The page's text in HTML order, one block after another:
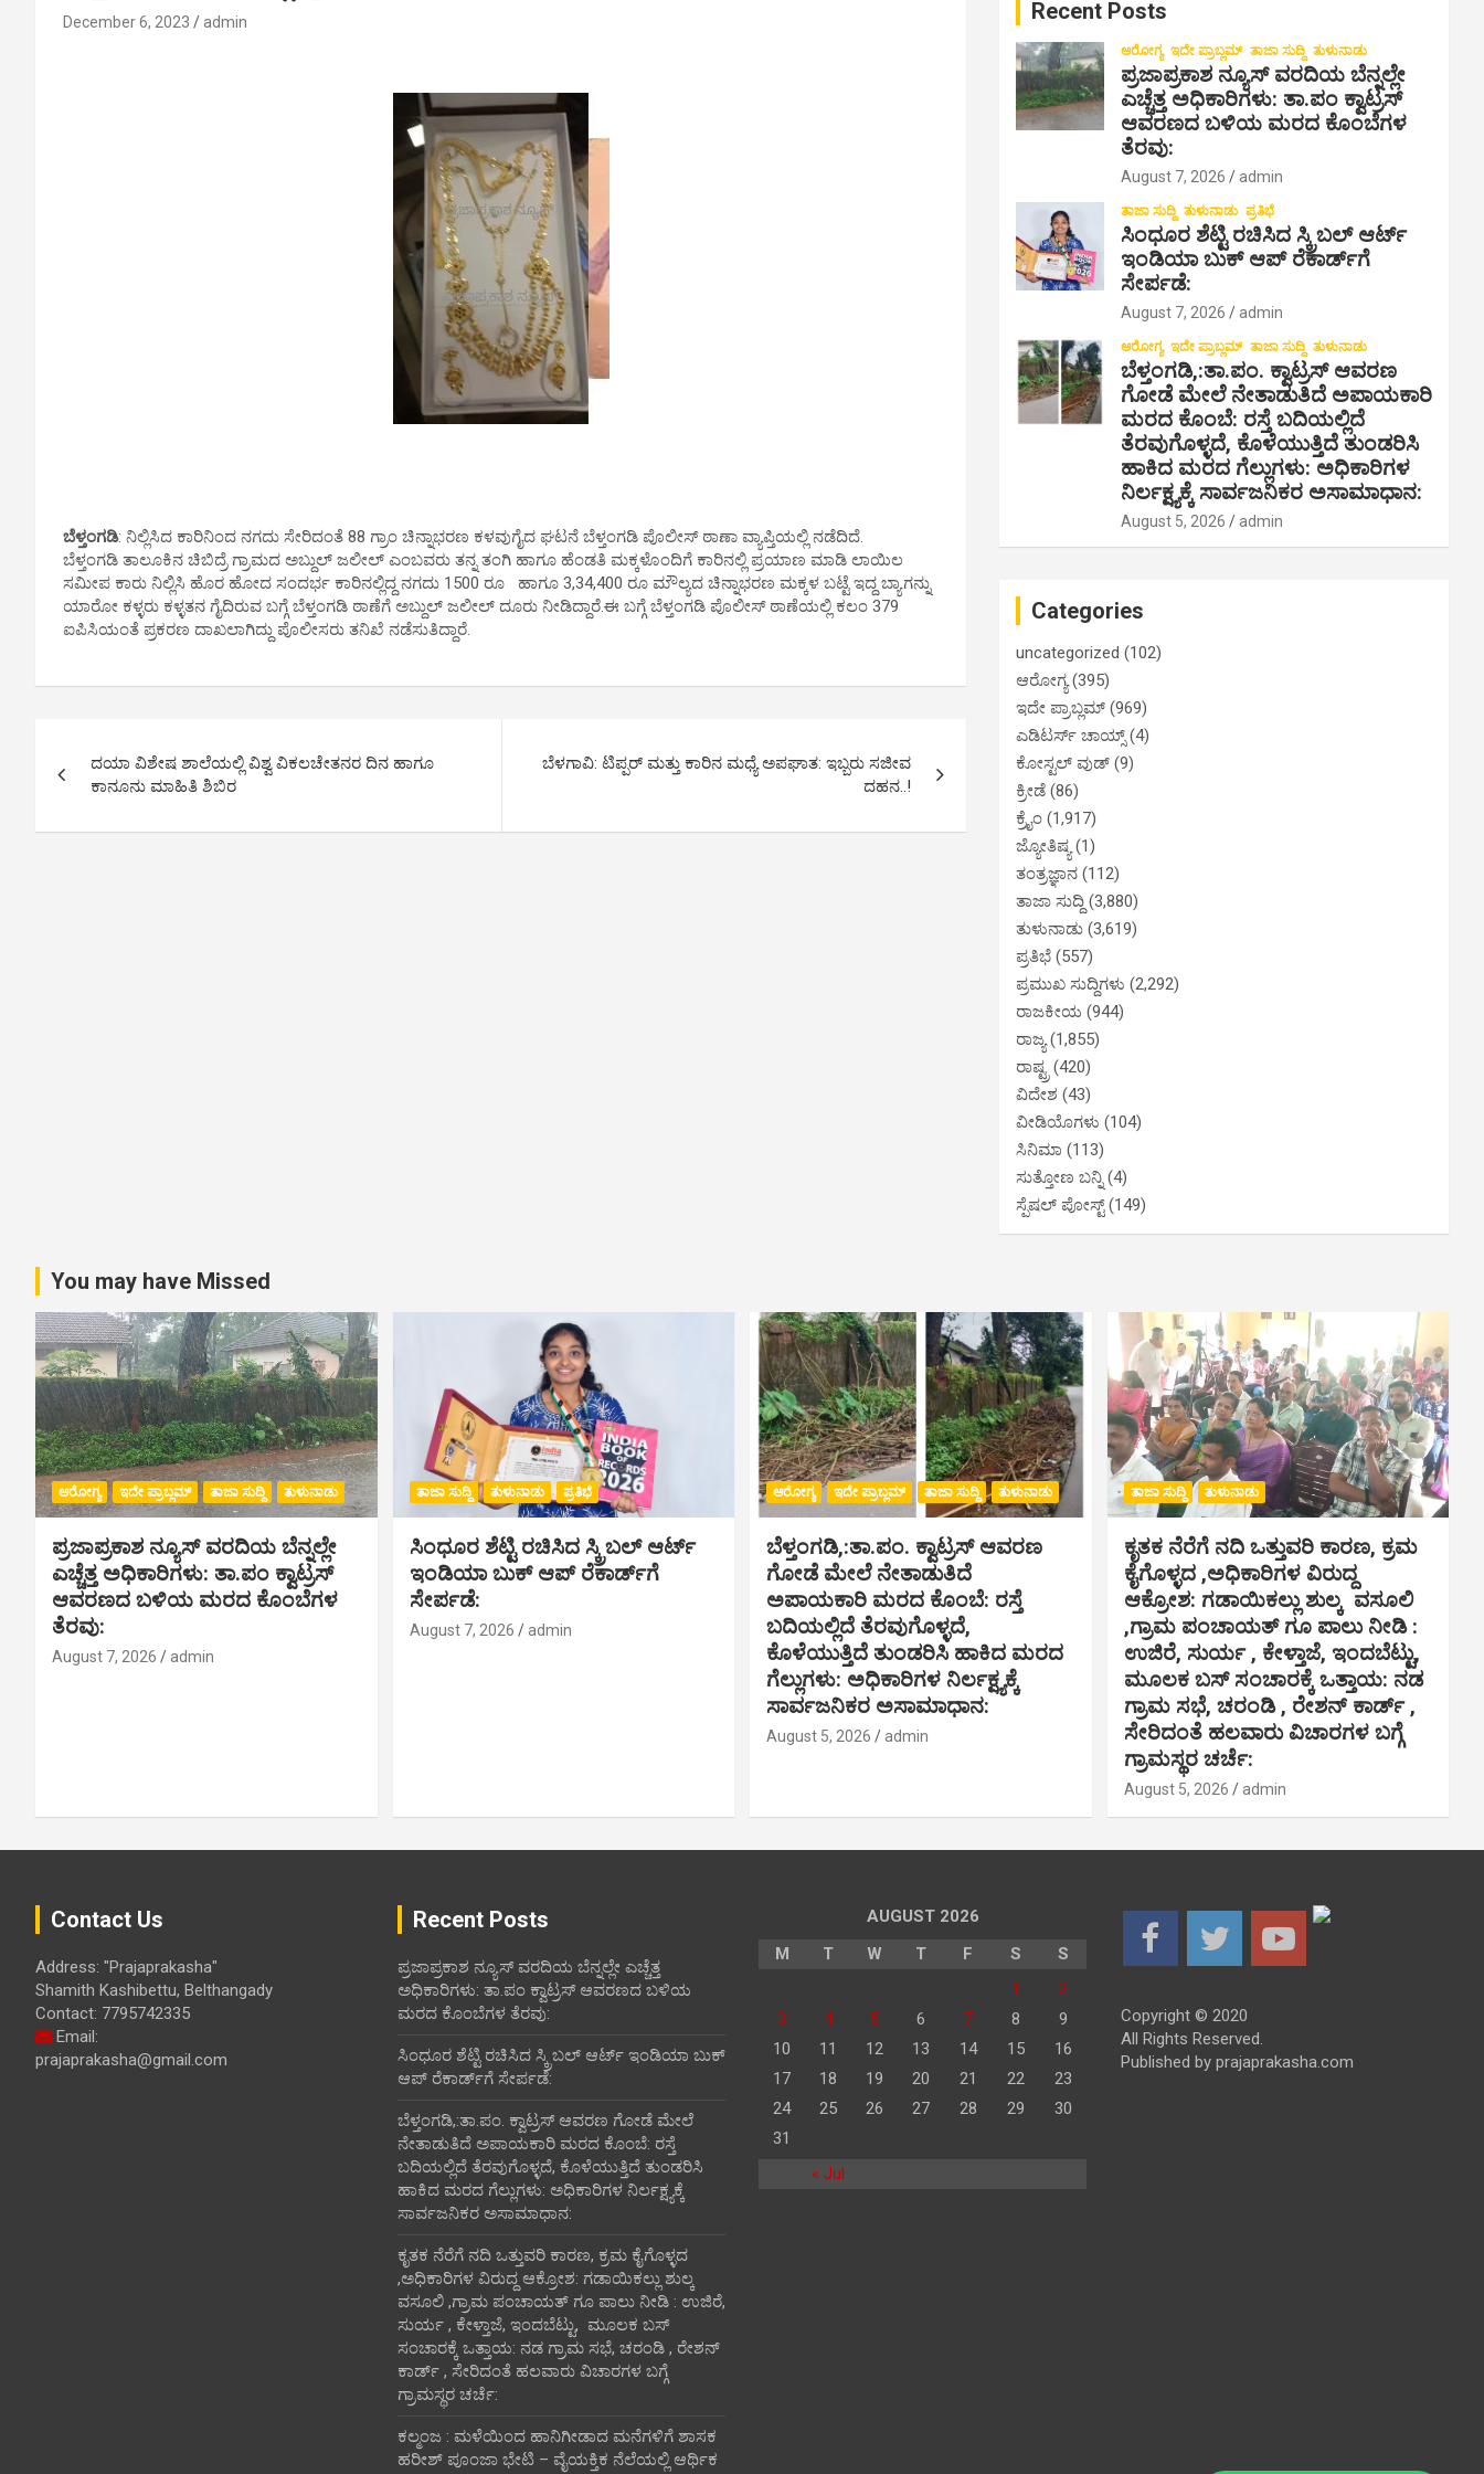
December 6, 2023 admin
ಬೆಳ್ತಂಗಡಿ: ನಿಲ್ಲಿಸಿದ ಕಾರಿನಿಂದ ನಗದು ಸೇರಿದಂತೆ 88 ಗ್ರಾಂ ಚಿನ್ನಾಭರಣ ಕಳವುಗೈದ ಘಟನೆ ಬೆಳ್ತಂಗಡಿ ಪೊಲೀಸ್ ಠಾಣಾ ವ್ಯಾಪ್ತಿಯಲ್ಲಿ ನಡೆದಿದೆ.
ಬೆಳ್ತಂಗಡಿ ತಾಲೂಕಿನ ಚಿಬಿದ್ರೆ ಗ್ರಾಮದ ಅಬ್ದುಲ್ ಜಲೀಲ್ ಎಂಬವರು ತನ್ನ ತಂಗಿ ಹಾಗೂ ಹೆಂಡತಿ ಮಕ್ಕಳೊಂದಿಗೆ ಕಾರಿನಲ್ಲಿ ಪ್ರಯಾಣ ಮಾಡಿ ಲಾಯಿಲ
ಸಮೀಪ ಕಾರು ನಿಲ್ಲಿಸಿ ಹೊರ ಹೋದ ಸಂದರ್ಭ ಕಾರಿನಲ್ಲಿದ್ದ ನಗದು 1500 ರೂ ಹಾಗೂ 3,34,400 ರೂ ಮೌಲ್ಯದ ಚಿನ್ನಾಭರಣ ಮಕ್ಕಳ ಬಟ್ಟೆ ಇದ್ದ ಬ್ಯಾಗನ್ನು
ಯಾರೋ ಕಳ್ಳರು ಕಳ್ಳತನ ಗೈದಿರುವ ಬಗ್ಗೆ ಬೆಳ್ತಂಗಡಿ ಠಾಣೆಗೆ ಅಬ್ದುಲ್ ಜಲೀಲ್ ದೂರು ನೀಡಿದ್ದಾರೆ.ಈ ಬಗ್ಗೆ ಬೆಳ್ತಂಗಡಿ ಪೊಲೀಸ್ ಠಾಣೆಯಲ್ಲಿ ಕಲಂ 379
ಐಪಿಸಿಯಂತೆ ಪ್ರಕರಣ ದಾಖಲಾಗಿದ್ದು ಪೊಲೀಸರು ತನಿಖೆ ನಡೆಸುತಿದ್ದಾರೆ.
s
o
n
ದಯಾ ವಿಶೇಷ ಶಾಲೆಯಲ್ಲಿ ವಿಶ್ವ ವಿಕಲಚೇತನರ ದಿನ ಹಾಗೂ
ಕಾನೂನು ಮಾಹಿತಿ ಶಿಬಿರ
ಬೆಳಗಾವಿ: ಟಿಪ್ಪರ್ ಮತ್ತು ಕಾರಿನ ಮಧ್ಯೆ ಅಪಘಾತ: ಇಬ್ಬರು ಸಜೀವ
ದಹನ..!
Recent Posts
ಆರೋಗ್ಯ ಇದೇ ಪ್ರಾಬ್ಲಮ್ ತಾಜಾ ಸುದ್ದಿ ತುಳುನಾಡು
ಪ್ರಜಾಪ್ರಕಾಶ ನ್ಯೂಸ್ ವರದಿಯ ಬೆನ್ನಲ್ಲೇ
ಎಚ್ಚೆತ್ತ ಅಧಿಕಾರಿಗಳು: ತಾ.ಪಂ ಕ್ವಾಟ್ರಸ್
ಆವರಣದ ಬಳಿಯ ಮರದ ಕೊಂಬೆಗಳ
ತೆರವು:
August 7, 2026 admin
ತಾಜಾ ಸುದ್ದಿ ತುಳುನಾಡು ಪ್ರತಿಭೆ
ಸಿಂಧೂರ ಶೆಟ್ಟಿ ರಚಿಸಿದ ಸ್ಕ್ರಿಬಲ್ ಆರ್ಟ್
ಇಂಡಿಯಾ ಬುಕ್ ಆಪ್ ರೆಕಾರ್ಡ್‌ಗೆ
ಸೇರ್ಪಡೆ:
August 7, 2026 admin
ಆರೋಗ್ಯ ಇದೇ ಪ್ರಾಬ್ಲಮ್ ತಾಜಾ ಸುದ್ದಿ ತುಳುನಾಡು
ಬೆಳ್ತಂಗಡಿ,:ತಾ.ಪಂ‌. ಕ್ವಾಟ್ರಸ್ ಆವರಣ
ಗೋಡೆ ಮೇಲೆ ನೇತಾಡುತಿದೆ ಅಪಾಯಕಾರಿ
ಮರದ ಕೊಂಬೆ: ರಸ್ತೆ ಬದಿಯಲ್ಲಿದೆ
ತೆರವುಗೊಳ್ಳದೆ, ಕೊಳೆಯುತ್ತಿದೆ ತುಂಡರಿಸಿ
ಹಾಕಿದ ಮರದ ಗೆಲ್ಲುಗಳು: ಅಧಿಕಾರಿಗಳ
ನಿರ್ಲಕ್ಷ್ಯಕ್ಕೆ ಸಾರ್ವಜನಿಕರ ಅಸಾಮಾಧಾನ:
August 5, 2026 admin
Categories
uncategorized (102)
ಆರೋಗ್ಯ(395)
ಇದೇ ಪ್ರಾಬ್ಲಮ್ (969)
ಎಡಿಟರ್ಸ್ ಚಾಯ್ಸ್(4)
ಕೋಸ್ಟಲ್ ವುಡ್ (9)
ಕ್ರೀಡೆ (86)
ಕ್ರೈಂ (1,917)
ಜ್ಯೋತಿಷ್ಯ(1)
ತಂತ್ರಜ್ಞಾನ (112)
ತಾಜಾ ಸುದ್ದಿ (3,880)
ತುಳುನಾಡು (3,619)
ಪ್ರತಿಭೆ (557)
ಪ್ರಮುಖ ಸುದ್ದಿಗಳು (2,292)
ರಾಜಕೀಯ (944)
ರಾಜ್ಯ(1,855)
ರಾಷ್ಟ್ರ (420)
ವಿದೇಶ (43)
ವೀಡಿಯೊಗಳು (104)
ಸಿನಿಮಾ (113)
ಸುತ್ತೋಣ ಬನ್ನಿ(4)
ಸ್ಪೆಷಲ್ ಪೋಸ್ಟ್(149)
You may have Missed
ಆರೋಗ್ಯ ಇದೇ ಪ್ರಾಬ್ಲಮ್ ತಾಜಾ ಸುದ್ದಿ ತುಳುನಾಡು
ಪ್ರಜಾಪ್ರಕಾಶ ನ್ಯೂಸ್ ವರದಿಯ ಬೆನ್ನಲ್ಲೇ
ಎಚ್ಚೆತ್ತ ಅಧಿಕಾರಿಗಳು: ತಾ.ಪಂ ಕ್ವಾಟ್ರಸ್
ಆವರಣದ ಬಳಿಯ ಮರದ ಕೊಂಬೆಗಳ
ತೆರವು:
August 7, 2026 admin
ತಾಜಾ ಸುದ್ದಿ ತುಳುನಾಡು ಪ್ರತಿಭೆ
ಸಿಂಧೂರ ಶೆಟ್ಟಿ ರಚಿಸಿದ ಸ್ಕ್ರಿಬಲ್ ಆರ್ಟ್
ಇಂಡಿಯಾ ಬುಕ್ ಆಪ್ ರೆಕಾರ್ಡ್‌ಗೆ
ಸೇರ್ಪಡೆ:
August 7, 2026 admin
ಆರೋಗ್ಯ ಇದೇ ಪ್ರಾಬ್ಲಮ್ ತಾಜಾ ಸುದ್ದಿ ತುಳುನಾಡು
ಬೆಳ್ತಂಗಡಿ,:ತಾ.ಪಂ‌. ಕ್ವಾಟ್ರಸ್ ಆವರಣ
ಗೋಡೆ ಮೇಲೆ ನೇತಾಡುತಿದೆ
ಅಪಾಯಕಾರಿ ಮರದ ಕೊಂಬೆ: ರಸ್ತೆ
ಬದಿಯಲ್ಲಿದೆ ತೆರವುಗೊಳ್ಳದೆ,
ಕೊಳೆಯುತ್ತಿದೆ ತುಂಡರಿಸಿ ಹಾಕಿದ ಮರದ
ಗೆಲ್ಲುಗಳು: ಅಧಿಕಾರಿಗಳ ನಿರ್ಲಕ್ಷ್ಯಕ್ಕೆ
ಸಾರ್ವಜನಿಕರ ಅಸಾಮಾಧಾನ:
August 5, 2026 admin
ತಾಜಾ ಸುದ್ದಿ ತುಳುನಾಡು
ಕೃತಕ ನೆರೆಗೆ ನದಿ ಒತ್ತುವರಿ ಕಾರಣ, ಕ್ರಮ
ಕೈಗೊಳ್ಳದ ,ಅಧಿಕಾರಿಗಳ ವಿರುದ್ದ
ಆಕ್ರೋಶ: ಗಡಾಯಿಕಲ್ಲು ಶುಲ್ಕ ವಸೂಲಿ
,ಗ್ರಾಮ ಪಂಚಾಯತ್ ಗೂ ಪಾಲು ನೀಡಿ :
ಉಜಿರೆ, ಸುರ್ಯ , ಕೇಳ್ತಾಜೆ, ಇಂದಬೆಟ್ಟು,
ಮೂಲಕ ಬಸ್ ಸಂಚಾರಕ್ಕೆ ಒತ್ತಾಯ: ನಡ
ಗ್ರಾಮ ಸಭೆ, ಚರಂಡಿ , ರೇಶನ್ ಕಾರ್ಡ್ ,
ಸೇರಿದಂತೆ ಹಲವಾರು ವಿಚಾರಗಳ ಬಗ್ಗೆ
ಗ್ರಾಮಸ್ಥರ ಚರ್ಚೆ:
August 5, 2026 admin
Contact Us
Address: "Prajaprakasha"
Shamith Kashibettu, Belthangady
Contact: 7795742335
Email:
prajaprakasha@gmail.com
Recent Posts
ಪ್ರಜಾಪ್ರಕಾಶ ನ್ಯೂಸ್ ವರದಿಯ ಬೆನ್ನಲ್ಲೇ ಎಚ್ಚೆತ್ತ
ಅಧಿಕಾರಿಗಳು: ತಾ.ಪಂ ಕ್ವಾಟ್ರಸ್ ಆವರಣದ ಬಳಿಯ
ಮರದ ಕೊಂಬೆಗಳ ತೆರವು:
ಸಿಂಧೂರ ಶೆಟ್ಟಿ ರಚಿಸಿದ ಸ್ಕ್ರಿಬಲ್ ಆರ್ಟ್ ಇಂಡಿಯಾ ಬುಕ್
ಆಪ್ ರೆಕಾರ್ಡ್‌ಗೆ ಸೇರ್ಪಡೆ:
ಬೆಳ್ತಂಗಡಿ,:ತಾ.ಪಂ‌. ಕ್ವಾಟ್ರಸ್ ಆವರಣ ಗೋಡೆ ಮೇಲೆ
ನೇತಾಡುತಿದೆ ಅಪಾಯಕಾರಿ ಮರದ ಕೊಂಬೆ: ರಸ್ತೆ
ಬದಿಯಲ್ಲಿದೆ ತೆರವುಗೊಳ್ಳದೆ, ಕೊಳೆಯುತ್ತಿದೆ ತುಂಡರಿಸಿ
ಹಾಕಿದ ಮರದ ಗೆಲ್ಲುಗಳು: ಅಧಿಕಾರಿಗಳ ನಿರ್ಲಕ್ಷ್ಯಕ್ಕೆ
ಸಾರ್ವಜನಿಕರ ಅಸಾಮಾಧಾನ:
ಕೃತಕ ನೆರೆಗೆ ನದಿ ಒತ್ತುವರಿ ಕಾರಣ, ಕ್ರಮ ಕೈಗೊಳ್ಳದ
,ಅಧಿಕಾರಿಗಳ ವಿರುದ್ದ ಆಕ್ರೋಶ: ಗಡಾಯಿಕಲ್ಲು ಶುಲ್ಕ
ವಸೂಲಿ ,ಗ್ರಾಮ ಪಂಚಾಯತ್ ಗೂ ಪಾಲು ನೀಡಿ : ಉಜಿರೆ,
ಸುರ್ಯ , ಕೇಳ್ತಾಜೆ, ಇಂದಬೆಟ್ಟು, ಮೂಲಕ ಬಸ್
ಸಂಚಾರಕ್ಕೆ ಒತ್ತಾಯ: ನಡ ಗ್ರಾಮ ಸಭೆ, ಚರಂಡಿ , ರೇಶನ್
ಕಾರ್ಡ್ , ಸೇರಿದಂತೆ ಹಲವಾರು ವಿಚಾರಗಳ ಬಗ್ಗೆ
ಗ್ರಾಮಸ್ಥರ ಚರ್ಚೆ:
ಕಲ್ಮಂಜ : ಮಳೆಯಿಂದ ಹಾನಿಗೀಡಾದ ಮನೆಗಳಿಗೆ ಶಾಸಕ
ಹರೀಶ್ ಪೂಂಜಾ ಭೇಟಿ – ವೈಯಕ್ತಿಕ ನೆಲೆಯಲ್ಲಿ ಆರ್ಥಿಕ‌
AUGUST 2026
M
T W T F S S
« Jul
1
2
3
4 5 6 7 8
9
10
11 12 13 14 15
16
17
18 19 20 21 22
23
24
25 26 27 28 29
30
31
Copyright © 2020
All Rights Reserved.
Published by prajaprakasha.com